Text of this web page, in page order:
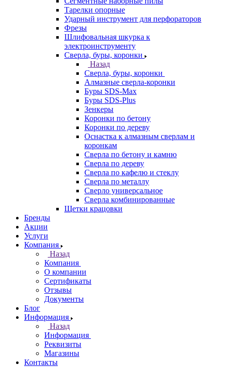
Тарелки опорные
Ударный инструмент для перфораторов
Фрезы
Шлифовальная шкурка к
электроинструменту
Сверла, буры, коронки
Назад
Сверла, буры, коронки
Алмазные сверла-коронки
Буры SDS-Max
Буры SDS-Plus
Зенкеры
Коронки по бетону
Коронки по дереву
Оснастка к алмазным сверлам и
коронкам
Сверла по бетону и камню
Сверла по дереву
Сверла по кафелю и стеклу
Сверла по металлу
Сверло универсальное
Сверла комбинированные
Щетки крацовки
Бренды
Акции
Услуги
Компания
Назад
Компания
О компании
Сертификаты
Отзывы
Документы
Блог
Информация
Назад
Информация
Реквизиты
Магазины
Контакты